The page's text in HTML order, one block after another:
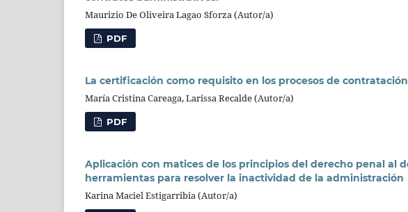
Maurizio De Oliveira Lagao Sforza (Autor/a)
PDF
La certificación como requisito en los procesos de contratación
María Cristina Careaga, Larissa Recalde (Autor/a)
PDF
Aplicación con matices de los principios del derecho penal al
herramientas para resolver la inactividad de la administración
Karina Maciel Estigarribia (Autor/a)